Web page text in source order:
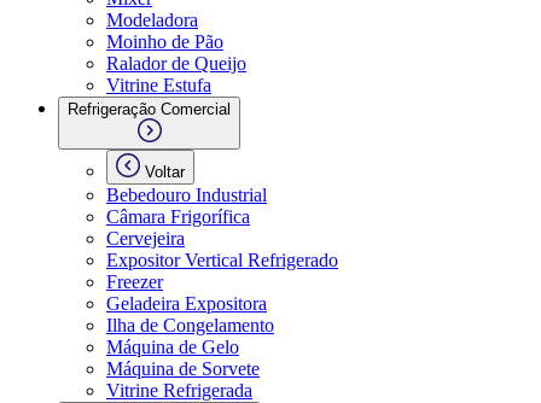
Modeladora
Moinho de Pão
Ralador de Queijo
Vitrine Estufa
Refrigeração Comercial
Voltar
Bebedouro Industrial
Câmara Frigorífica
Cervejeira
Expositor Vertical Refrigerado
Freezer
Geladeira Expositora
Ilha de Congelamento
Máquina de Gelo
Máquina de Sorvete
Vitrine Refrigerada